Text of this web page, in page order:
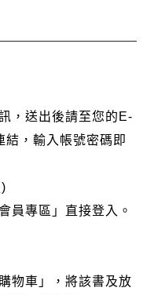
，送出後請至您的E-
，輸入帳號密碼即
員專區」直接登入。
物車」，將該書及放